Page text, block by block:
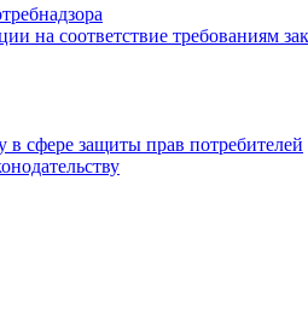
на соответствие требованиям
в сфере защиты прав потребителей